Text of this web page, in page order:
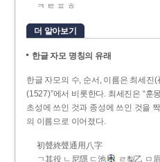
ㅋ ㅌ ㅍ ㅎ
더 알아보기
한글 자모 명칭의 유래
한글 자모의 수, 순서, 이름은 최세진
(1527)”에서 비롯한다. 최세진은 “훈
초성에 쓰인 것과 종성에 쓰인 것을
의 이름으로 이어졌다.
初聲終聲通用八字
ㄱ其役 ㄴ尼隱 ㄷ池
ㄹ梨乙 ㅁ